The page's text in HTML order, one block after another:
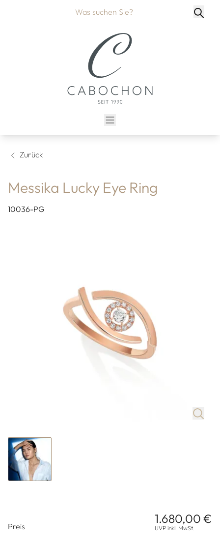
Zurück
Messika Lucky Eye Ring
10036-PG
Preis
1.680,00 €
UVP inkl. MwSt.